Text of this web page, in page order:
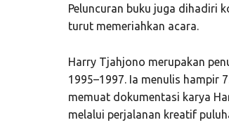
Peluncuran buku juga dihadiri
turut memeriahkan acara.
Harry Tjahjono merupakan
1995–1997. Ia menulis hampir
memuat dokumentasi karya
melalui perjalanan kreatif